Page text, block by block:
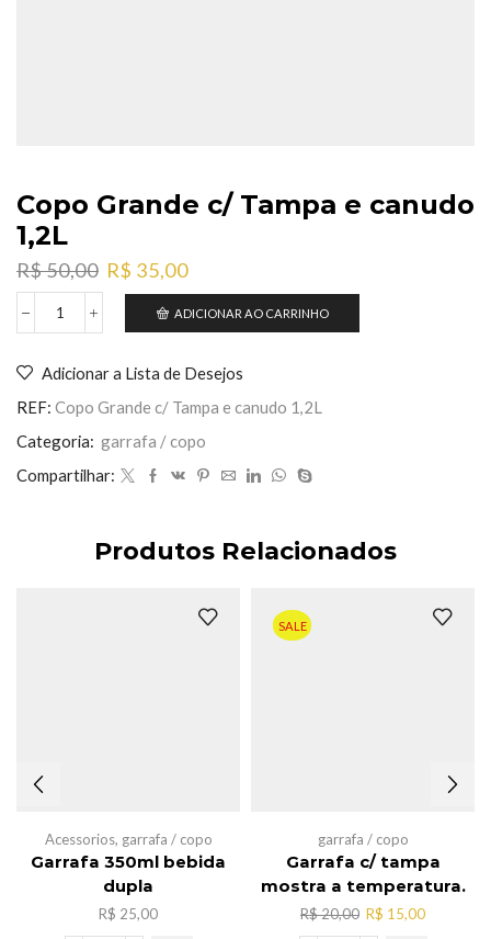
Copo Grande c/ Tampa e canudo
1,2L
R$50,00 O
preço
original
era:
R$ 35,00O
preço
atual
é:
Copo
Tampa
e
canudo
1,2L
ADICIONAR AO CARRINHO
Adicionar a Lista de Desejos
REF: Copo Grande c/ Tampa e canudo 1,2L
Categoria: garrafa / copo
Compartilhar:
Produtos Relacionados
Acessorios, garrafa / copo
Garrafa 350ml bebida
dupla
R$ 25,00
SALE
garrafa / copo
Garrafa c/ tampa
mostra a temperatura.
R$20,00 O
preço
R$ 15,00O